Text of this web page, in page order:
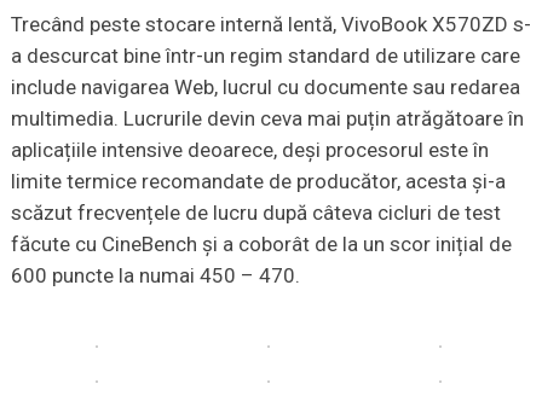
Trecând peste stocare internă lentă, VivoBook X570ZD s-
a descurcat bine într-un regim standard de utilizare care
include navigarea Web, lucrul cu documente sau redarea
multimedia. Lucrurile devin ceva mai puțin atrăgătoare în
aplicațiile intensive deoarece, deși procesorul este în
limite termice recomandate de producător, acesta și-a
scăzut frecvențele de lucru după câteva cicluri de test
făcute cu CineBench și a coborât de la un scor inițial de
600 puncte la numai 450 – 470.